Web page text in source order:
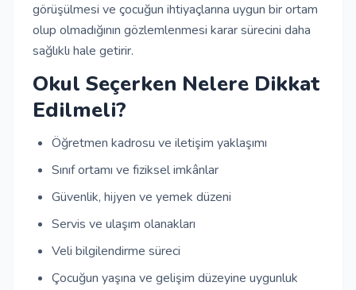
görüşülmesi ve çocuğun ihtiyaçlarına uygun bir ortam
olup olmadığının gözlemlenmesi karar sürecini daha
sağlıklı hale getirir.
Okul Seçerken Nelere Dikkat
Edilmeli?
Öğretmen kadrosu ve iletişim yaklaşımı
Sınıf ortamı ve fiziksel imkânlar
Güvenlik, hijyen ve yemek düzeni
Servis ve ulaşım olanakları
Veli bilgilendirme süreci
Çocuğun yaşına ve gelişim düzeyine uygunluk